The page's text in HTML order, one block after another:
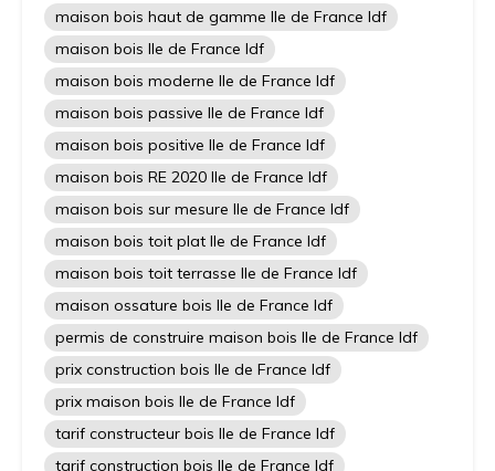
maison bois haut de gamme Ile de France Idf
maison bois Ile de France Idf
maison bois moderne Ile de France Idf
maison bois passive Ile de France Idf
maison bois positive Ile de France Idf
maison bois RE 2020 Ile de France Idf
maison bois sur mesure Ile de France Idf
maison bois toit plat Ile de France Idf
maison bois toit terrasse Ile de France Idf
maison ossature bois Ile de France Idf
permis de construire maison bois Ile de France Idf
prix construction bois Ile de France Idf
prix maison bois Ile de France Idf
tarif constructeur bois Ile de France Idf
tarif construction bois Ile de France Idf